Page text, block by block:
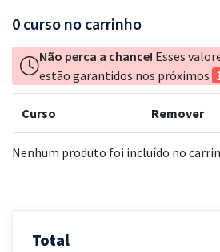
0 curso no carrinho
Não perca a chance! Esses
estão garantidos nos próximos
Curso Remover
Nenhum produto foi incluído no
Total